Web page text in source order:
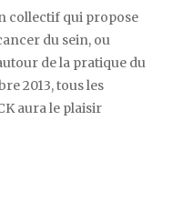
collectif qui propose
du sein, ou
de la pratique du
2013, tous les
aura le plaisir